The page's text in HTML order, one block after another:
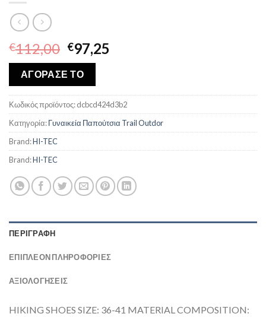
€112,00 Original
price
was:
€112,00.
€97,25
€97,25.
ΑΓΟΡΑΣΕ ΤΟ
Κωδικός προϊόντος:dcbcd424d3b2
Κατηγορία:Γυναικεία Παπούτσια Trail Outdor
Brand:HI-TEC
Brand:HI-TEC
ΠΕΡΙΓΡΑΦΉ
ΕΠΙΠΛΈΟΝ ΠΛΗΡΟΦΟΡΊΕΣ
ΑΞΙΟΛΟΓΗΣΕΙΣ
HIKING SHOES SIZE: 36-41 MATERIAL COMPOSITION: